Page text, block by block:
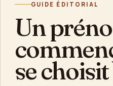
GUIDE ÉDITORIAL
Un
se